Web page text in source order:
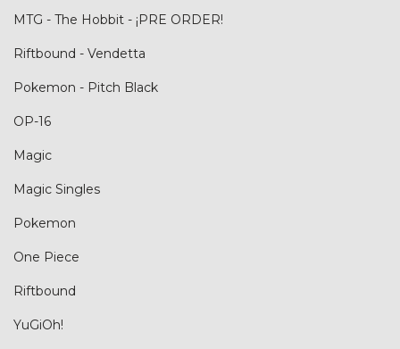
MTG - The Hobbit - ¡PRE ORDER!
Riftbound - Vendetta
Pokemon - Pitch Black
OP-16
Magic
Magic Singles
Pokemon
One Piece
Riftbound
YuGiOh!